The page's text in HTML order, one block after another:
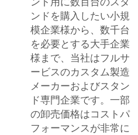
ンドを購入したい小規
模企業様から、数千台
を必要とする大手企業
様まで、当社はフルサ
ービスのカスタム製造
メーカーおよびスタン
ド専門企業です。一部
の卸売価格はコストパ
フォーマンスが非常に